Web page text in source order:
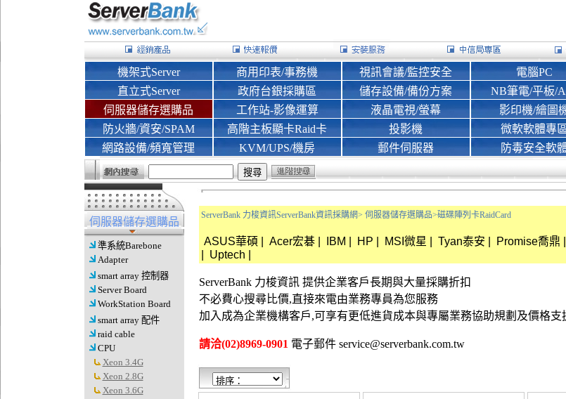
機架式Server
直立式Server
伺服器儲存選購品
防火牆/資安/SPAM
網路設備/頻寬管理
商用印表/事務機
政府台銀採購區
工作站-影像運算
高階主板顯卡Raid卡
KVM/UPS/機房
視訊會議/監控安全
儲存設備/備份方案
液晶電視/螢幕
投影機
郵件伺服器
電腦PC
NB筆電/平板/
影印機/繪圖
微軟軟體專
防毒安全軟
伺服器儲存選購品
準系統Barebone
Adapter
smart array 控制器
Server Board
WorkStation Board
smart array 配件
raid cable
CPU
Xeon 3.4G
Xeon 2.8G
Xeon 3.6G
ServerBank 力梭資訊ServerBank資訊採購網> 伺服器儲存選購品>磁碟陣列卡RaidCard
ASUS華碩 Acer宏碁 IBM HP MSI微星 Tyan泰安 Promise喬鼎
Uptech
ServerBank 力梭資訊 提供企業客戶長期與大量採購折扣
不必費心搜尋比價,直接來電由業務專員為您服務
加入成為企業機構客戶,可享有更低進貨成本與專屬業務協助規劃及價格支
請洽(02)8969-0901 電子郵件 service@serverbank.com.tw